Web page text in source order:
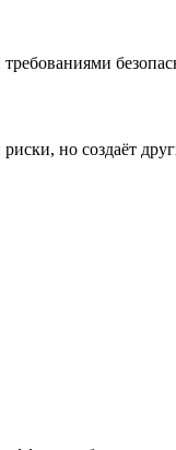
но создаёт